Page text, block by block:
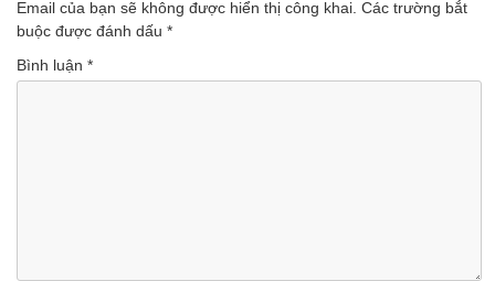
Email của bạn sẽ không được hiển thị công khai. Các trường bắt
buộc được đánh dấu *
Bình luận *